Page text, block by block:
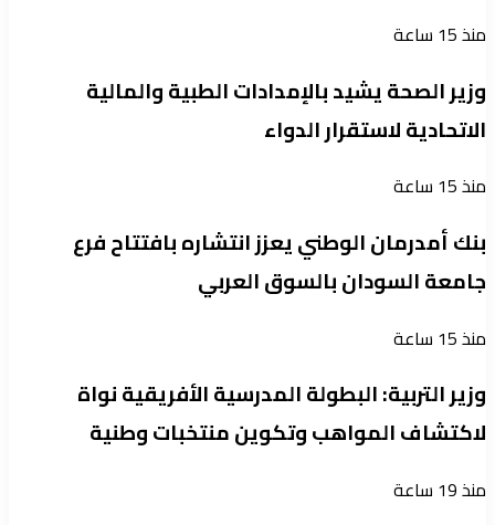
منذ 15 ساعة
وزير الصحة يشيد بالإمدادات الطبية والمالية
الاتحادية لاستقرار الدواء
منذ 15 ساعة
بنك أمدرمان الوطني يعزز انتشاره بافتتاح فرع
جامعة السودان بالسوق العربي
منذ 15 ساعة
وزير التربية: البطولة المدرسية الأفريقية نواة
لاكتشاف المواهب وتكوين منتخبات وطنية
منذ 19 ساعة